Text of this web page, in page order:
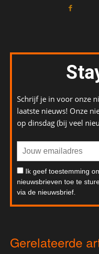
Schrijf je in voor onze
laatste nieuws! Onze
op dinsdag (bij veel
Ik geef toestemming
nieuwsbrieven toe te
via de nieuwsbrief.
Gerelateerde